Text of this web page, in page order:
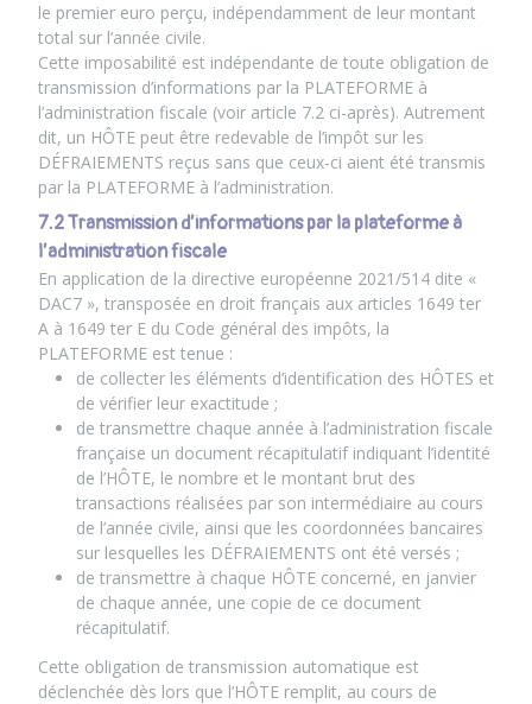
le premier euro perçu, indépendamment de leur montant
total sur l’année civile.
Cette imposabilité est indépendante de toute obligation de
transmission d’informations par la PLATEFORME à
l’administration fiscale (voir article 7.2 ci-après). Autrement
dit, un HÔTE peut être redevable de l’impôt sur les
DÉFRAIEMENTS reçus sans que ceux-ci aient été transmis
par la PLATEFORME à l’administration.
7.2 Transmission d’informations par la plateforme à
l’administration fiscale
En application de la directive européenne 2021/514 dite «
DAC7 », transposée en droit français aux articles 1649 ter
A à 1649 ter E du Code général des impôts, la
PLATEFORME est tenue :
de collecter les éléments d’identification des HÔTES et
de vérifier leur exactitude ;
de transmettre chaque année à l’administration fiscale
française un document récapitulatif indiquant l’identité
de l’HÔTE, le nombre et le montant brut des
transactions réalisées par son intermédiaire au cours
de l’année civile, ainsi que les coordonnées bancaires
sur lesquelles les DÉFRAIEMENTS ont été versés ;
de transmettre à chaque HÔTE concerné, en janvier
de chaque année, une copie de ce document
récapitulatif.
Cette obligation de transmission automatique est
déclenchée dès lors que l’HÔTE remplit, au cours de